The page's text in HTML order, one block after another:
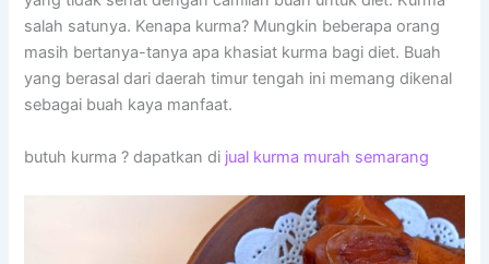
salah satunya. Kenapa kurma? Mungkin beberapa orang
masih bertanya-tanya apa khasiat kurma bagi diet. Buah
yang berasal dari daerah timur tengah ini memang dikenal
sebagai buah kaya manfaat.
butuh kurma ? dapatkan di jual kurma murah semarang